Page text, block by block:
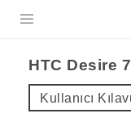
VIVE
HTC Desire
Kullanıcı